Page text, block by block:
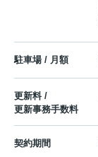
駐車場 / 月額
更新料 /
更新事務手数料
契約期間